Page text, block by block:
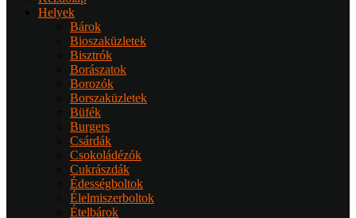
Helyek
Bárok
Bioszaküzletek
Bisztrók
Borászatok
Borozók
Borszaküzletek
Büfék
Burgers
Csárdák
Csokoládézók
Cukrászdák
Édességboltok
Élelmiszerboltok
Ételbárok